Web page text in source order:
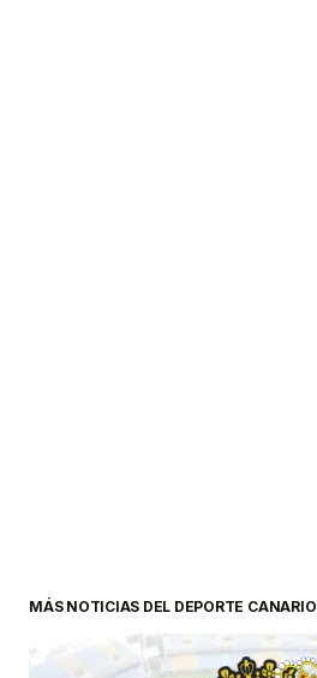
MÁS NOTICIAS DEL DEPORTE CANARIO